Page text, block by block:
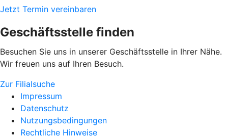
Jetzt Termin vereinbaren
Geschäftsstelle finden
Besuchen Sie uns in unserer Geschäftsstelle in Ihrer Nähe.
Wir freuen uns auf Ihren Besuch.
Zur Filialsuche
Impressum
Datenschutz
Nutzungsbedingungen
Rechtliche Hinweise